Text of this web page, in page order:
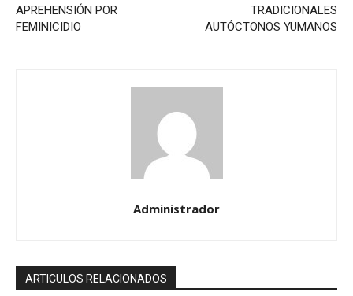
APREHENSIÓN POR
FEMINICIDIO
TRADICIONALES
AUTÓCTONOS YUMANOS
Administrador
ARTICULOS RELACIONADOS